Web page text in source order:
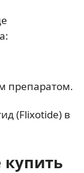
препаратом.
(Flixotide) в
купить